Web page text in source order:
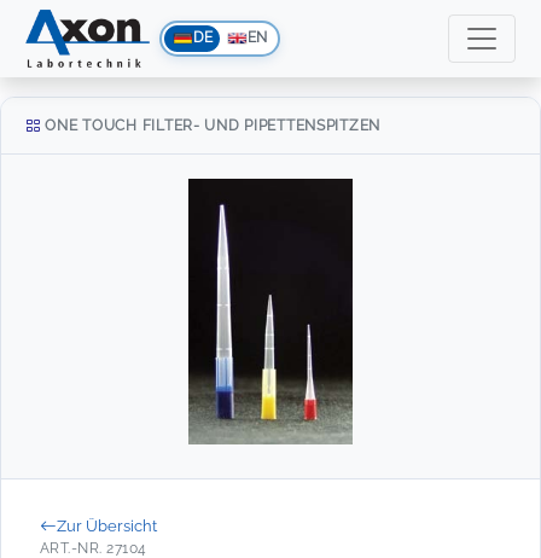
DE EN
ONE TOUCH FILTER- UND PIPETTENSPITZEN
Zur Übersicht
ART.-NR. 27104